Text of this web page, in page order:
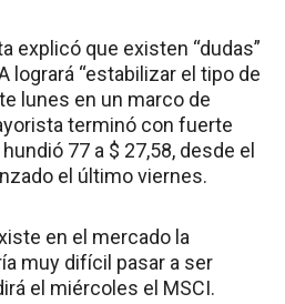
explicó que existen “dudas”
logrará “estabilizar el tipo de
lunes en un marco de
terminó con fuerte
77 a $ 27,58, desde el
el último viernes.
en el mercado la
muy difícil pasar a ser
el miércoles el MSCI.